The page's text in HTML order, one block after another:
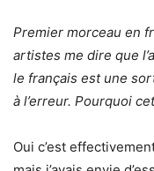
Premier morceau en
artistes me dire que
le français est une
à l’erreur. Pourquoi
Oui c’est